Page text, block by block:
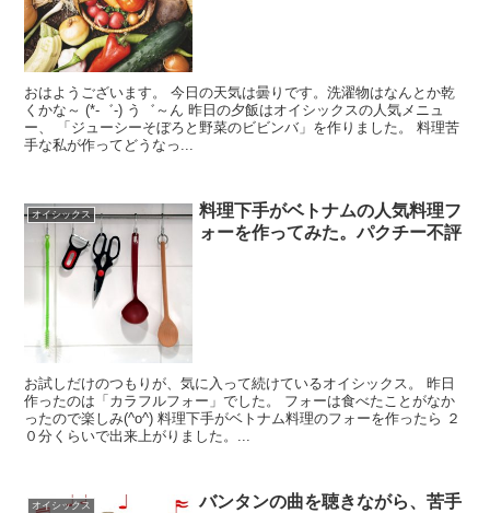
おはようございます。 今日の天気は曇りです。洗濯物はなんとか乾
くかな～ (*-゛-) う゛～ん 昨日の夕飯はオイシックスの人気メニュ
ー、 「ジューシーそぼろと野菜のビビンバ」を作りました。 料理苦
手な私が作ってどうなっ...
オイシックス
料理下手がベトナムの人気料理フ
ォーを作ってみた。パクチー不評
お試しだけのつもりが、気に入って続けているオイシックス。 昨日
作ったのは「カラフルフォー」でした。 フォーは食べたことがなか
ったので楽しみ(^o^) 料理下手がベトナム料理のフォーを作ったら ２
０分くらいで出来上がりました。...
オイシックス
バンタンの曲を聴きながら、苦手